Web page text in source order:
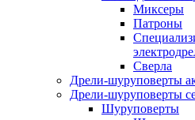
Миксеры
Патроны
Сверла
Дрели-шуруповерты
Дрели-шуруповерты
Шуруповерты